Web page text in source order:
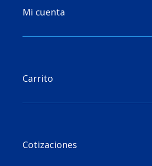
Mi cuenta
Carrito
Cotizaciones